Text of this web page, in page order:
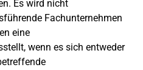
Es wird nicht
Fachunternehmen
eine
wenn es sich entweder